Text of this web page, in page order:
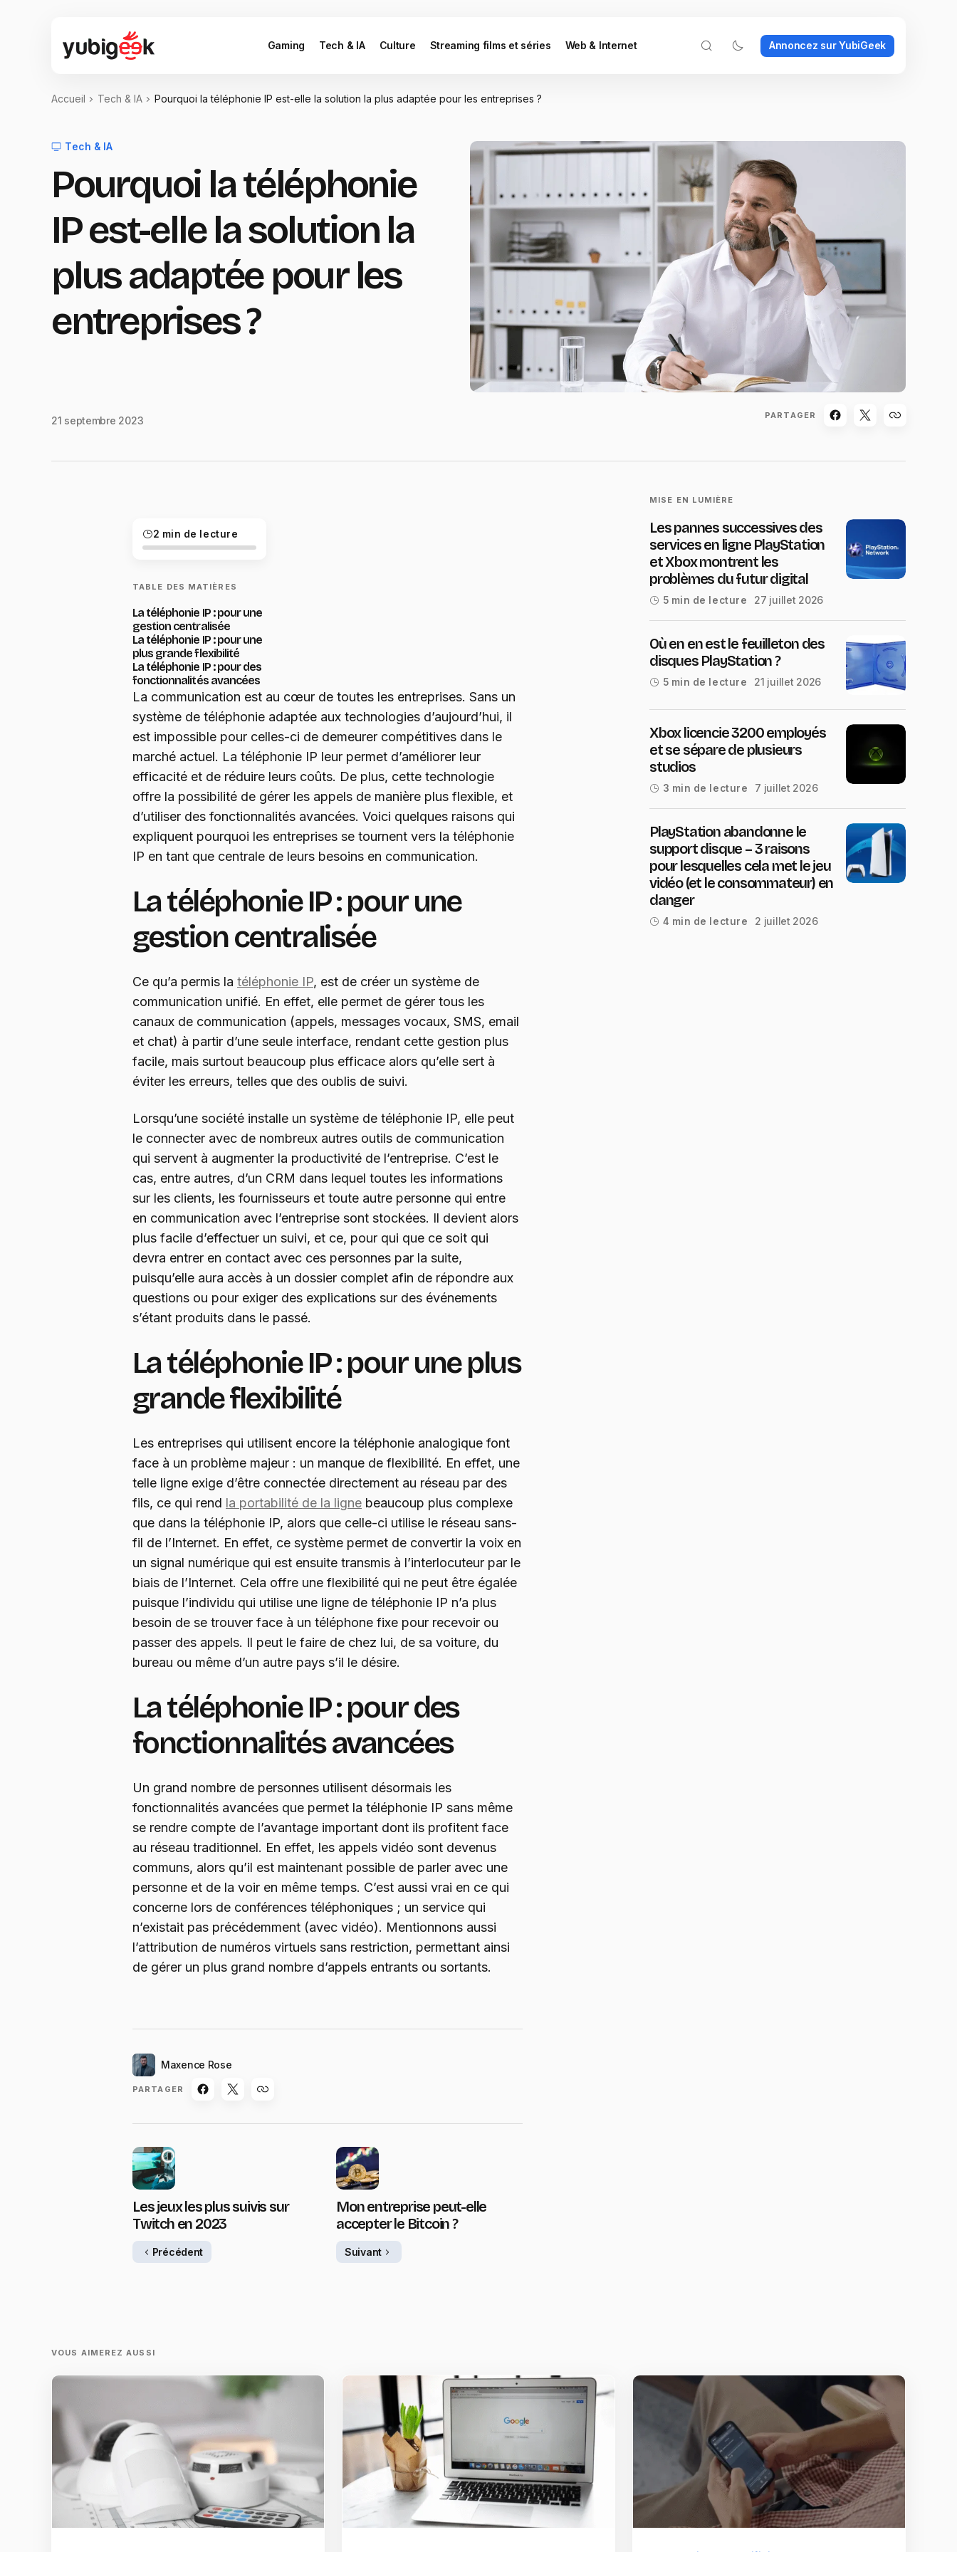
Gaming Tech & IA Culture Streaming films et séries Web & Internet Annoncez sur YubiGeek
Accueil Tech & IA Pourquoi la téléphonie IP est-elle la solution la plus adaptée pour les entreprises ?
Tech & IA
Pourquoi la téléphonie
IP est-elle la solution la
plus adaptée pour les
entreprises ?
21 septembre 2023 PARTAGER
2 min de lecture
TABLE DES MATIÈRES
La téléphonie IP : pour une
gestion centralisée
La téléphonie IP : pour une
plus grande flexibilité
La téléphonie IP : pour des
fonctionnalités avancées
La communication est au cœur de toutes les entreprises. Sans un
système de téléphonie adaptée aux technologies d’aujourd’hui, il
est impossible pour celles-ci de demeurer compétitives dans le
marché actuel. La téléphonie IP leur permet d’améliorer leur
efficacité et de réduire leurs coûts. De plus, cette technologie
offre la possibilité de gérer les appels de manière plus flexible, et
d’utiliser des fonctionnalités avancées. Voici quelques raisons qui
expliquent pourquoi les entreprises se tournent vers la téléphonie
IP en tant que centrale de leurs besoins en communication.
La téléphonie IP : pour une
gestion centralisée
Ce qu’a permis la téléphonie IP, est de créer un système de
communication unifié. En effet, elle permet de gérer tous les
canaux de communication (appels, messages vocaux, SMS, email
et chat) à partir d’une seule interface, rendant cette gestion plus
facile, mais surtout beaucoup plus efficace alors qu’elle sert à
éviter les erreurs, telles que des oublis de suivi.
Lorsqu’une société installe un système de téléphonie IP, elle peut
le connecter avec de nombreux autres outils de communication
qui servent à augmenter la productivité de l’entreprise. C’est le
cas, entre autres, d’un CRM dans lequel toutes les informations
sur les clients, les fournisseurs et toute autre personne qui entre
en communication avec l’entreprise sont stockées. Il devient alors
plus facile d’effectuer un suivi, et ce, pour qui que ce soit qui
devra entrer en contact avec ces personnes par la suite,
puisqu’elle aura accès à un dossier complet afin de répondre aux
questions ou pour exiger des explications sur des événements
s’étant produits dans le passé.
La téléphonie IP : pour une plus
grande flexibilité
Les entreprises qui utilisent encore la téléphonie analogique font
face à un problème majeur : un manque de flexibilité. En effet, une
telle ligne exige d’être connectée directement au réseau par des
fils, ce qui rend la portabilité de la ligne beaucoup plus complexe
que dans la téléphonie IP, alors que celle-ci utilise le réseau sans-
fil de l’Internet. En effet, ce système permet de convertir la voix en
un signal numérique qui est ensuite transmis à l’interlocuteur par le
biais de l’Internet. Cela offre une flexibilité qui ne peut être égalée
puisque l’individu qui utilise une ligne de téléphonie IP n’a plus
besoin de se trouver face à un téléphone fixe pour recevoir ou
passer des appels. Il peut le faire de chez lui, de sa voiture, du
bureau ou même d’un autre pays s’il le désire.
La téléphonie IP : pour des
fonctionnalités avancées
Un grand nombre de personnes utilisent désormais les
fonctionnalités avancées que permet la téléphonie IP sans même
se rendre compte de l’avantage important dont ils profitent face
au réseau traditionnel. En effet, les appels vidéo sont devenus
communs, alors qu’il est maintenant possible de parler avec une
personne et de la voir en même temps. C’est aussi vrai en ce qui
concerne lors de conférences téléphoniques ; un service qui
n’existait pas précédemment (avec vidéo). Mentionnons aussi
l’attribution de numéros virtuels sans restriction, permettant ainsi
de gérer un plus grand nombre d’appels entrants ou sortants.
Maxence Rose
PARTAGER
Les jeux les plus suivis sur
Twitch en 2023
Précédent
Mon entreprise peut-elle
accepter le Bitcoin ?
Suivant
MISE EN LUMIÈRE
Les pannes successives des
services en ligne PlayStation
et Xbox montrent les
problèmes du futur digital
5 min de lecture 27 juillet 2026
Où en en est le feuilleton des
disques PlayStation ?
5 min de lecture 21 juillet 2026
Xbox licencie 3200 employés
et se sépare de plusieurs
studios
3 min de lecture 7 juillet 2026
PlayStation abandonne le
support disque – 3 raisons
pour lesquelles cela met le jeu
vidéo (et le consommateur) en
danger
4 min de lecture 2 juillet 2026
VOUS AIMEREZ AUSSI